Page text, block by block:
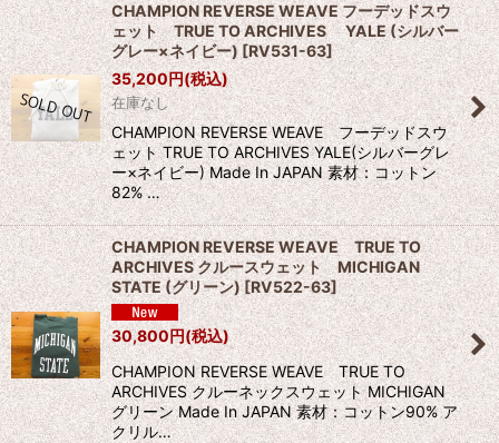
CHAMPION REVERSE WEAVE フーデッドスウ
ェット TRUE TO ARCHIVES YALE (シルバー
グレー×ネイビー) [RV531-63]
35,200円(税込)
在庫なし
CHAMPION REVERSE WEAVE フーデッドスウ
ェット TRUE TO ARCHIVES YALE(シルバーグレ
ー×ネイビー) Made In JAPAN 素材：コットン
82% …
CHAMPION REVERSE WEAVE TRUE TO
ARCHIVES クルースウェット MICHIGAN
STATE (グリーン)[RV522-63]
30,800円(税込)
CHAMPION REVERSE WEAVE TRUE TO
ARCHIVES クルーネックスウェット MICHIGAN
グリーン Made In JAPAN 素材：コットン90% ア
クリル…